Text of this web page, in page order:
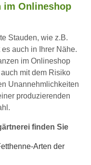
im Onlineshop
Stauden, wie z.B.
auch in Ihrer Nähe.
im Onlineshop
mit dem Risiko
Unannehmlichkeiten
produzierenden
finden Sie
Arten der